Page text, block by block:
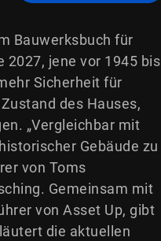
Bauwerksbuch für
2027, jene vor 1945 bis
Sicherheit für
des Hauses,
„Vergleichbar mit
Gebäude zu
von Toms
Gemeinsam mit
von Asset Up, gibt
die aktuellen